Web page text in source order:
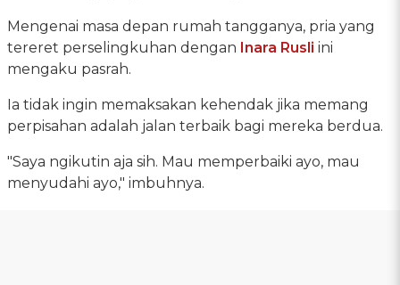
Mengenai masa depan rumah tangganya, pria yang
tereret perselingkuhan dengan Inara Rusli ini
mengaku pasrah.
Ia tidak ingin memaksakan kehendak jika memang
perpisahan adalah jalan terbaik bagi mereka berdua.
"Saya ngikutin aja sih. Mau memperbaiki ayo, mau
menyudahi ayo," imbuhnya.